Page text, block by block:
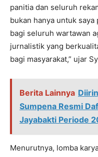
panitia dan seluruh
bukan hanya untuk
bagi seluruh wartawan
jurnalistik yang
bagi masyarakat,” ujar
Berita Lainnya
Sumpena Resmi
Jayabakti Periode
Menurutnya, lomba